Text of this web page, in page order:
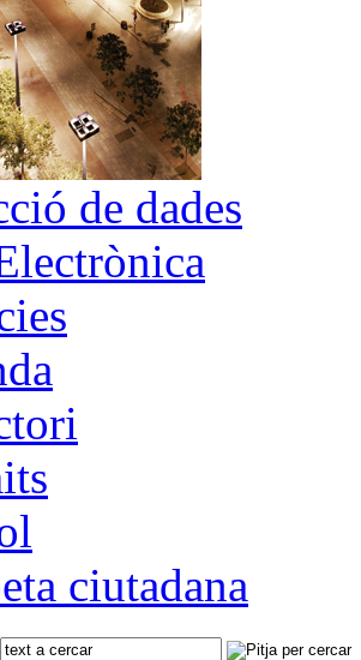
de dades
ciutadana